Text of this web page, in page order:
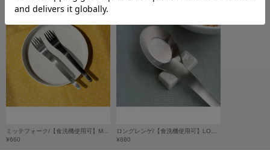
GELATO PIQUE CAT&DOG
ジェラート ピケ キャットアンドドッグ
gelato pique Sleep
ジェラート ピケ スリープ
GRAMICCI
グラミチ
Henon.
へノン
¥660
¥880